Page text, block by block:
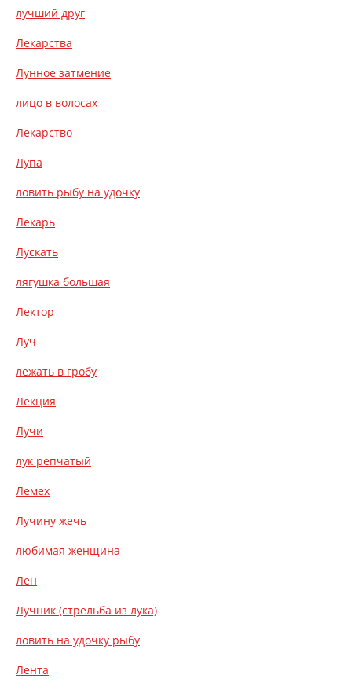
лучший друг
Лекарства
Лунное затмение
лицо в волосах
Лекарство
Лупа
ловить рыбу на удочку
Лекарь
Лускать
лягушка большая
Лектор
Луч
лежать в гробу
Лекция
Лучи
лук репчатый
Лемех
Лучину жечь
любимая женщина
Лен
Лучник (стрельба из лука)
ловить на удочку рыбу
Лента